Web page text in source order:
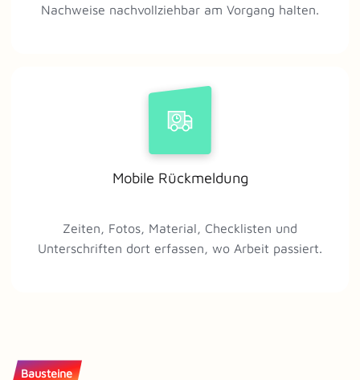
Nachweise nachvollziehbar am Vorgang halten.
Mobile Rückmeldung
Zeiten, Fotos, Material, Checklisten und
Unterschriften dort erfassen, wo Arbeit passiert.
Bausteine